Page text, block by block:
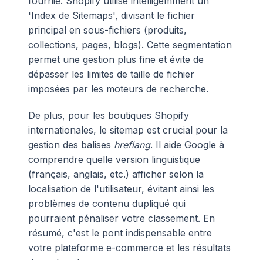
'Index de Sitemaps', divisant le fichier
principal en sous-fichiers (produits,
collections, pages, blogs). Cette segmentation
permet une gestion plus fine et évite de
dépasser les limites de taille de fichier
imposées par les moteurs de recherche.
De plus, pour les boutiques Shopify
internationales, le sitemap est crucial pour la
gestion des balises hreflang. Il aide Google à
comprendre quelle version linguistique
(français, anglais, etc.) afficher selon la
localisation de l'utilisateur, évitant ainsi les
problèmes de contenu dupliqué qui
pourraient pénaliser votre classement. En
résumé, c'est le pont indispensable entre
votre plateforme e-commerce et les résultats